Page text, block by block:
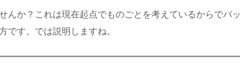
んか？これは現在起点でものごとを考えているからでバッ
です。では説明しますね。